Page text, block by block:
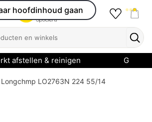
hoofdinhoud gaan
afstellen & reinigen
Longchmp LO2763N 224 55/14